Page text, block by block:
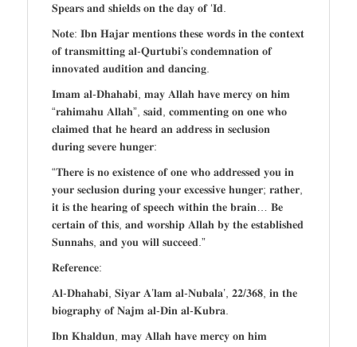
𝐒𝐩𝐞𝐚𝐫𝐬 𝐚𝐧𝐝 𝐬𝐡𝐢𝐞𝐥𝐝𝐬 𝐨𝐧 𝐭𝐡𝐞 𝐝𝐚𝐲 𝐨𝐟 ‘𝐈𝐝.
𝐍𝐨𝐭𝐞: 𝐈𝐛𝐧 𝐇𝐚𝐣𝐚𝐫 𝐦𝐞𝐧𝐭𝐢𝐨𝐧𝐬 𝐭𝐡𝐞𝐬𝐞 𝐰𝐨𝐫𝐝𝐬 𝐢𝐧 𝐭𝐡𝐞 𝐜𝐨𝐧𝐭𝐞𝐱𝐭
𝐨𝐟 𝐭𝐫𝐚𝐧𝐬𝐦𝐢𝐭𝐭𝐢𝐧𝐠 𝐚𝐥-𝐐𝐮𝐫𝐭𝐮𝐛𝐢’𝐬 𝐜𝐨𝐧𝐝𝐞𝐦𝐧𝐚𝐭𝐢𝐨𝐧 𝐨𝐟
𝐢𝐧𝐧𝐨𝐯𝐚𝐭𝐞𝐝 𝐚𝐮𝐝𝐢𝐭𝐢𝐨𝐧 𝐚𝐧𝐝 𝐝𝐚𝐧𝐜𝐢𝐧𝐠.
𝐈𝐦𝐚𝐦 𝐚𝐥-𝐃𝐡𝐚𝐡𝐚𝐛𝐢, 𝐦𝐚𝐲 𝐀𝐥𝐥𝐚𝐡 𝐡𝐚𝐯𝐞 𝐦𝐞𝐫𝐜𝐲 𝐨𝐧 𝐡𝐢𝐦
“𝐫𝐚𝐡𝐢𝐦𝐚𝐡𝐮 𝐀𝐥𝐥𝐚𝐡”, 𝐬𝐚𝐢𝐝, 𝐜𝐨𝐦𝐦𝐞𝐧𝐭𝐢𝐧𝐠 𝐨𝐧 𝐨𝐧𝐞 𝐰𝐡𝐨
𝐜𝐥𝐚𝐢𝐦𝐞𝐝 𝐭𝐡𝐚𝐭 𝐡𝐞 𝐡𝐞𝐚𝐫𝐝 𝐚𝐧 𝐚𝐝𝐝𝐫𝐞𝐬𝐬 𝐢𝐧 𝐬𝐞𝐜𝐥𝐮𝐬𝐢𝐨𝐧
𝐝𝐮𝐫𝐢𝐧𝐠 𝐬𝐞𝐯𝐞𝐫𝐞 𝐡𝐮𝐧𝐠𝐞𝐫:
“𝐓𝐡𝐞𝐫𝐞 𝐢𝐬 𝐧𝐨 𝐞𝐱𝐢𝐬𝐭𝐞𝐧𝐜𝐞 𝐨𝐟 𝐨𝐧𝐞 𝐰𝐡𝐨 𝐚𝐝𝐝𝐫𝐞𝐬𝐬𝐞𝐝 𝐲𝐨𝐮 𝐢𝐧
𝐲𝐨𝐮𝐫 𝐬𝐞𝐜𝐥𝐮𝐬𝐢𝐨𝐧 𝐝𝐮𝐫𝐢𝐧𝐠 𝐲𝐨𝐮𝐫 𝐞𝐱𝐜𝐞𝐬𝐬𝐢𝐯𝐞 𝐡𝐮𝐧𝐠𝐞𝐫; 𝐫𝐚𝐭𝐡𝐞𝐫,
𝐢𝐭 𝐢𝐬 𝐭𝐡𝐞 𝐡𝐞𝐚𝐫𝐢𝐧𝐠 𝐨𝐟 𝐬𝐩𝐞𝐞𝐜𝐡 𝐰𝐢𝐭𝐡𝐢𝐧 𝐭𝐡𝐞 𝐛𝐫𝐚𝐢𝐧… 𝐁𝐞
𝐜𝐞𝐫𝐭𝐚𝐢𝐧 𝐨𝐟 𝐭𝐡𝐢𝐬, 𝐚𝐧𝐝 𝐰𝐨𝐫𝐬𝐡𝐢𝐩 𝐀𝐥𝐥𝐚𝐡 𝐛𝐲 𝐭𝐡𝐞 𝐞𝐬𝐭𝐚𝐛𝐥𝐢𝐬𝐡𝐞𝐝
𝐒𝐮𝐧𝐧𝐚𝐡𝐬, 𝐚𝐧𝐝 𝐲𝐨𝐮 𝐰𝐢𝐥𝐥 𝐬𝐮𝐜𝐜𝐞𝐞𝐝.”
𝐑𝐞𝐟𝐞𝐫𝐞𝐧𝐜𝐞:
𝐀𝐥-𝐃𝐡𝐚𝐡𝐚𝐛𝐢, 𝐒𝐢𝐲𝐚𝐫 𝐀’𝐥𝐚𝐦 𝐚𝐥-𝐍𝐮𝐛𝐚𝐥𝐚’, 𝟐𝟐/𝟑𝟔𝟖, 𝐢𝐧 𝐭𝐡𝐞
𝐛𝐢𝐨𝐠𝐫𝐚𝐩𝐡𝐲 𝐨𝐟 𝐍𝐚𝐣𝐦 𝐚𝐥-𝐃𝐢𝐧 𝐚𝐥-𝐊𝐮𝐛𝐫𝐚.
𝐈𝐛𝐧 𝐊𝐡𝐚𝐥𝐝𝐮𝐧, 𝐦𝐚𝐲 𝐀𝐥𝐥𝐚𝐡 𝐡𝐚𝐯𝐞 𝐦𝐞𝐫𝐜𝐲 𝐨𝐧 𝐡𝐢𝐦